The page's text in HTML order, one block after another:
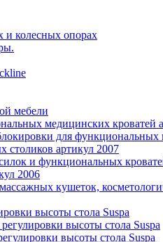
и колесных опорах
мебели
медицинских кроватей
для
столиков артикул 2007
и функциональных
2006
кушеток,
высоты стола Suspa
высоты стола Suspa
высоты стола Suspa